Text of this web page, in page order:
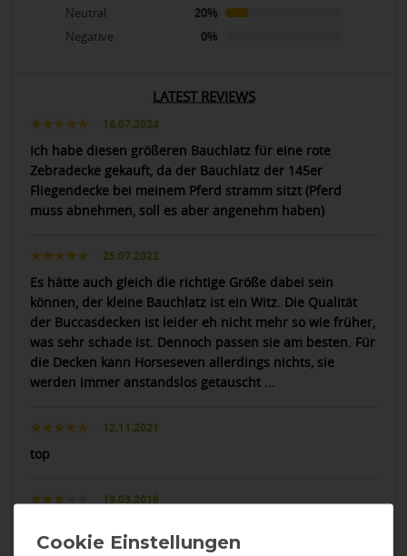
Neutral
20%
Negative
0%
LATEST REVIEWS
16.07.2024
Ich habe diesen größeren Bauchlatz für eine rote
Zebradecke gekauft, da der Bauchlatz der 145er
Fliegendecke bei meinem Pferd stramm sitzt (Pferd
muss abnehmen, soll es aber angenehm haben)
25.07.2022
Es hätte auch gleich die richtige Größe dabei sein
können, der kleine Bauchlatz ist ein Witz. Die Qualität
der Buccasdecken ist leider eh nicht mehr so wie früher,
was sehr schade ist. Dennoch passen sie am besten. Für
die Decken kann Horseseven allerdings nichts, sie
werden immer anstandslos getauscht ...
12.11.2021
top
19.03.2019
habe ich Bucasprodukte, die immer super sitzen. Der